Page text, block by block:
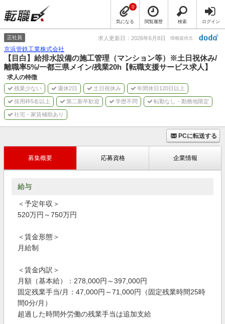
気になる
0
閲覧履歴 検索 ログイン
正社員 求人更新日：2026年6月8日 情報提供元
京浜管鉄工業株式会社
【目白】給排水設備の施工管理（マンション等）※土日祝休み/
離職率5%/一都三県メイン/残業20h【転職支援サービス求人】
求人の特徴
残業少ない 週休2日 土日祝休み 年間休日120日以上
採用枠5名以上 第二新卒歓迎 学歴不問 転勤なし・勤務地限定
社宅・家賃補助あり
PCに転送する
募集概要 応募資格 企業情報
給与
＜予定年収＞
520万円～750万円
＜賃金形態＞
月給制
＜賃金内訳＞
月額（基本給）：278,000円～397,000円
固定残業手当/月：47,000円～71,000円（固定残業時間25時
間0分/月）
超過した時間外労働の残業手当は追加支給